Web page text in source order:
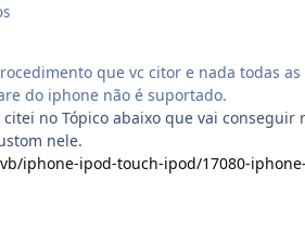
que vc citor e nada todas as
do iphone não é suportado.
no Tópico abaixo que vai conseguir
nele.
iphone-ipod-touch-ipod/17080-